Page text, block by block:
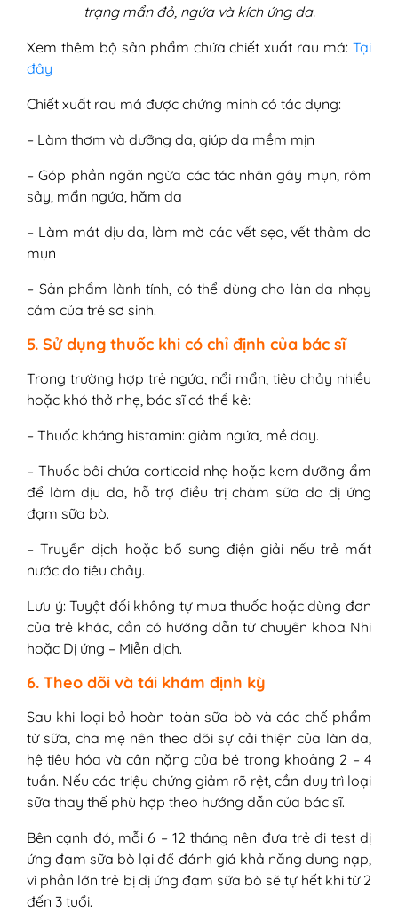
trạng mẩn đỏ, ngứa và kích ứng da.
Xem thêm bộ sản phẩm chứa chiết xuất rau má: Tại
đây
Chiết xuất rau má được chứng minh có tác dụng:
– Làm thơm và dưỡng da, giúp da mềm mịn
– Góp phần ngăn ngừa các tác nhân gây mụn, rôm
sảy, mẩn ngứa, hăm da
– Làm mát dịu da, làm mờ các vết sẹo, vết thâm do
mụn
– Sản phẩm lành tính, có thể dùng cho làn da nhạy
cảm của trẻ sơ sinh.
5. Sử dụng thuốc khi có chỉ định của bác sĩ
Trong trường hợp trẻ ngứa, nổi mẩn, tiêu chảy nhiều
hoặc khó thở nhẹ, bác sĩ có thể kê:
– Thuốc kháng histamin: giảm ngứa, mề đay.
– Thuốc bôi chứa corticoid nhẹ hoặc kem dưỡng ẩm
để làm dịu da, hỗ trợ điều trị chàm sữa do dị ứng
đạm sữa bò.
– Truyền dịch hoặc bổ sung điện giải nếu trẻ mất
nước do tiêu chảy.
Lưu ý: Tuyệt đối không tự mua thuốc hoặc dùng đơn
của trẻ khác, cần có hướng dẫn từ chuyên khoa Nhi
hoặc Dị ứng – Miễn dịch.
6. Theo dõi và tái khám định kỳ
Sau khi loại bỏ hoàn toàn sữa bò và các chế phẩm
từ sữa, cha mẹ nên theo dõi sự cải thiện của làn da,
hệ tiêu hóa và cân nặng của bé trong khoảng 2 – 4
tuần. Nếu các triệu chứng giảm rõ rệt, cần duy trì loại
sữa thay thế phù hợp theo hướng dẫn của bác sĩ.
Bên cạnh đó, mỗi 6 – 12 tháng nên đưa trẻ đi test dị
ứng đạm sữa bò lại để đánh giá khả năng dung nạp,
vì phần lớn trẻ bị dị ứng đạm sữa bò sẽ tự hết khi từ 2
đến 3 tuổi.